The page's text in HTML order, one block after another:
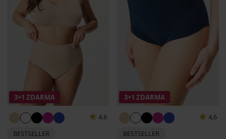
3+1 ZDARMA
4,6
BESTSELLER
3+1 ZDARMA
4,6
BESTSELLER